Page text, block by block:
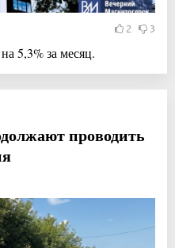
2 3
5,3% за месяц.
проводить